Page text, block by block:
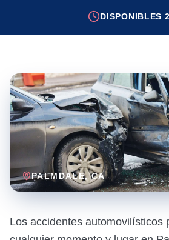
DISPONIBLES
PALMDALE, CA
Los accidentes automovilísticos